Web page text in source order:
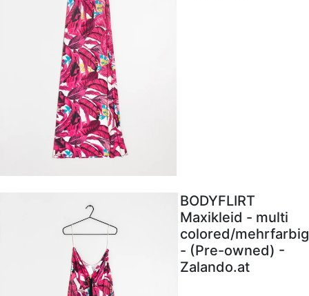
BODYFLIRT
Maxikleid - multi
colored/mehrfarbig
- (Pre-owned) -
Zalando.at